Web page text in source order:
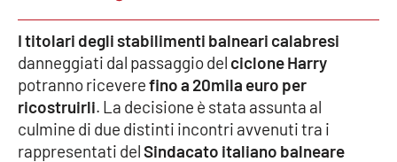
Editoriali
VIDEO
Ambiente
I titolari degli stabilimenti balneari calabresi
danneggiati dal passaggio del ciclone Harry
potranno riceverefino a 20mila euro per
ricostruirli. La decisione è stata assunta al
culmine di due distinti incontri avvenuti tra i
rappresentati delSindacato italiano balneare